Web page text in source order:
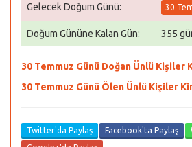
Gelecek Doğum Günü: 30
Doğum Gününe Kalan Gün: 355
30 Temmuz Günü Doğan Ünlü Kişiler
30 Temmuz Günü Ölen Ünlü Kişiler
Twitter'da Paylaş Facebook'ta Paylaş